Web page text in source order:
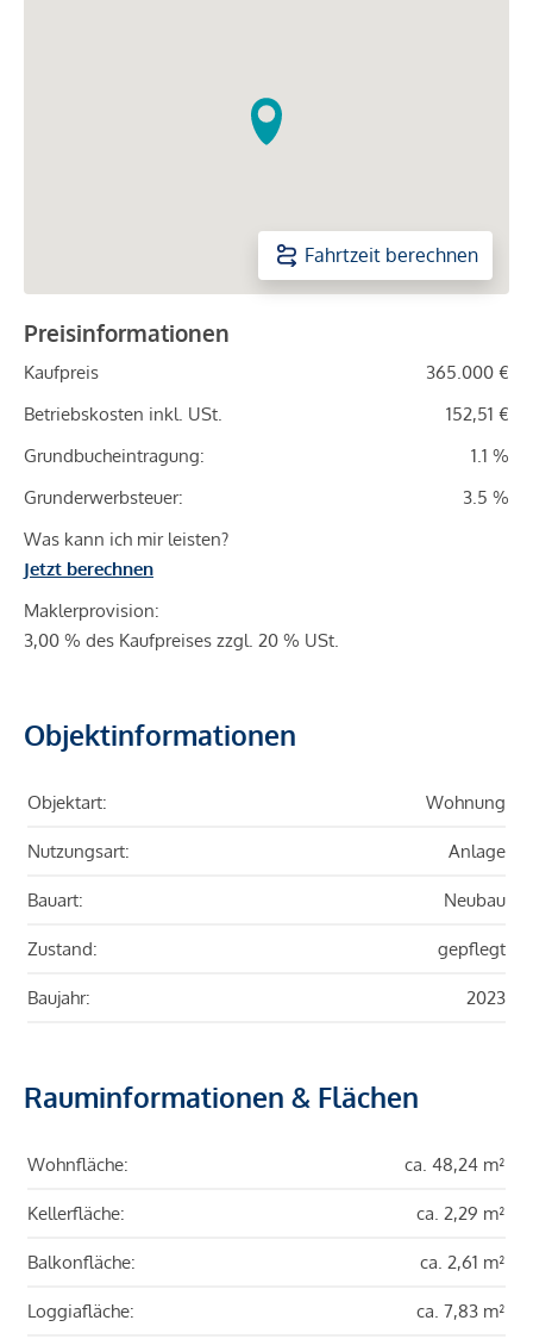
Fahrtzeit berechnen
Preisinformationen
Kaufpreis
365.000 €
Betriebskosten inkl. USt.
152,51 €
Grundbucheintragung:
1.1 %
Grunderwerbsteuer:
3.5 %
Was kann ich mir leisten?
Jetzt berechnen
Maklerprovision:
3,00 % des Kaufpreises zzgl. 20 % USt.
Objektinformationen
Objektart: Wohnung
Nutzungsart: Anlage
Bauart: Neubau
Zustand: gepflegt
Baujahr: 2023
Rauminformationen & Flächen
Wohnfläche: ca. 48,24 m²
Kellerfläche: ca. 2,29 m²
Balkonfläche: ca. 2,61 m²
Loggiafläche: ca. 7,83 m²